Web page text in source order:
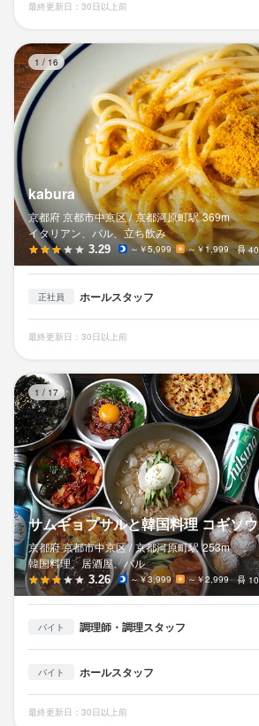
最終更新日：30日以上前
1 / 16
kabura
京都府 京都市中京区 / 京都河原町駅 369m
イタリアン、バル、立ち飲み
3.29 ～￥5,999 ～￥1,999
正社員 ホールスタッフ
最終更新日：30日以上前
1 / 17
サムギョプサルと韓国料理 コギソ
京都府 京都市中京区 / 京都河原町駅 253m
韓国料理、居酒屋、バル
3.26 ～￥3,999 ～￥2,999
バイト 調理師・調理スタッフ
バイト ホールスタッフ
最終更新日：30日以上前